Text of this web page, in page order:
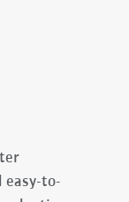
easy-to-